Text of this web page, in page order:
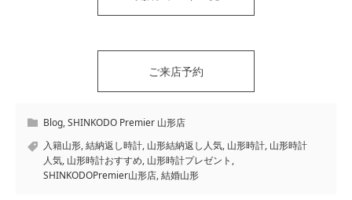
ご来店予約
Blog,SHINKODO Premier 山形店
入籍山形,結納返し時計, 山形結納返し人気, 山形時計, 山形時計
人気, 山形時計おすすめ, 山形時計プレゼント ,
SHINKODOPremier山形店,結婚山形